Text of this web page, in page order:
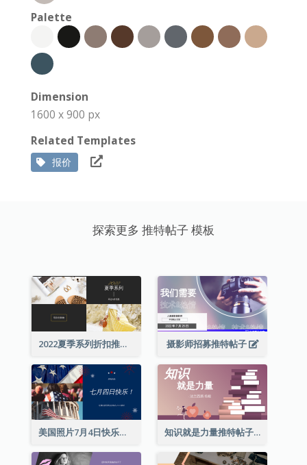
Palette
Dimension
1600 x 900 px
Related Templates
报价
探索更多 推特帖子 模板
2022夏季系列折扣推特帖子 摄影师招募推特帖子
美国照片7月4日快乐推特帖子 知识就是力量推特帖子